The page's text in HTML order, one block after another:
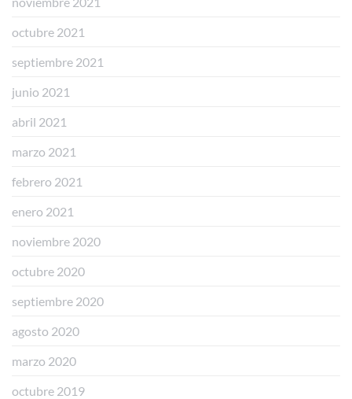
octubre 2021
septiembre 2021
junio 2021
abril 2021
marzo 2021
febrero 2021
enero 2021
noviembre 2020
octubre 2020
septiembre 2020
agosto 2020
marzo 2020
octubre 2019